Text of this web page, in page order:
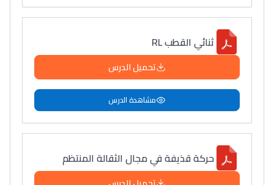
ثنائي القطب RL
تحميل الدرس
مشاهدة الدرس
حركة قذيفة في مجال الثقالة المنتظم